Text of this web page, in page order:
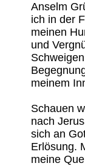
Anselm
ich in der
meinen
und
meinem
Schauen
nach
sich an
Erlösung.
meine